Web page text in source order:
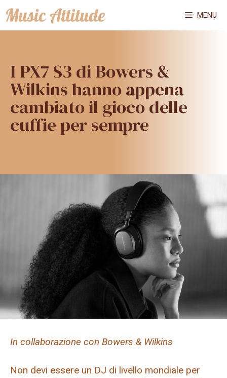
Vai
al
MENU
I PX7 S3 di Bowers &
Wilkins hanno appena
cambiato il gioco delle
cuffie per sempre
In collaborazione con Bowers & Wilkins
Non devi essere un DJ di livello mondiale per